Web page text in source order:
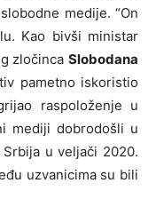
medije. “On
Kao bivši ministar
zločinca Slobodana
pametno iskoristio
raspoloženje u
mediji dobrodošli u
u veljači 2020.
uzvanicima su bili